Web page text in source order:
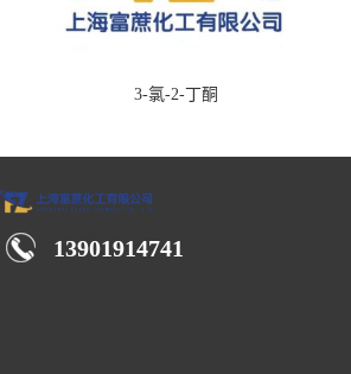
3-氯-2-丁酮
13901914741